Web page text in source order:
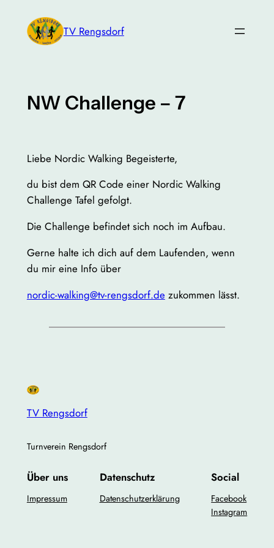
Inhalt
springen
TV Rengsdorf
NW Challenge – 7
Liebe Nordic Walking Begeisterte,
du bist dem QR Code einer Nordic Walking
Challenge Tafel gefolgt.
Die Challenge befindet sich noch im Aufbau.
Gerne halte ich dich auf dem Laufenden, wenn
du mir eine Info über
nordic-walking@tv-rengsdorf.de zukommen lässt.
TV Rengsdorf
Turnverein Rengsdorf
Über uns
Impressum
Datenschutz
Datenschutzerklärung
Social
Facebook
Instagram